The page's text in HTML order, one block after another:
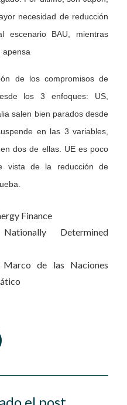
necesidad de reducción
escenario BAU, mientras
apensa
de los compromisos de
los 3 enfoques: US,
salen bien parados desde
en las 3 variables,
dos de ellas. UE es poco
vista de la reducción de
Finance
Determined
Marco de las Naciones